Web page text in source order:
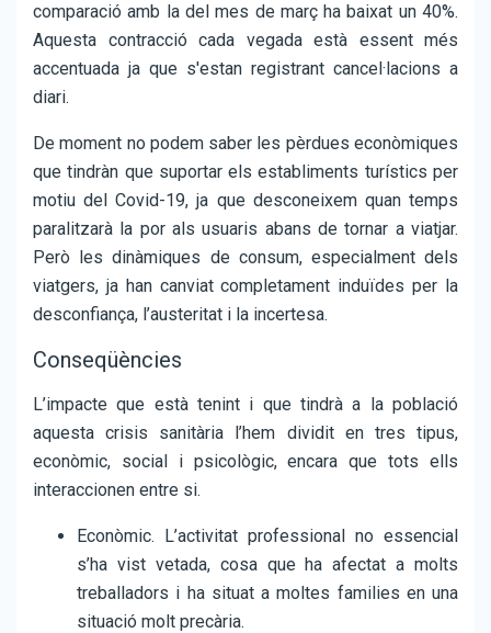
comparació amb la del mes de març ha baixat un 40%.
Aquesta contracció cada vegada està essent més
accentuada ja que s'estan registrant cancel·lacions a
diari.
De moment no podem saber les pèrdues econòmiques
que tindràn que suportar els establiments turístics per
motiu del Covid-19, ja que desconeixem quan temps
paralitzarà la por als usuaris abans de tornar a viatjar.
Però les dinàmiques de consum, especialment dels
viatgers, ja han canviat completament induïdes per la
desconfiança, l’austeritat i la incertesa.
Conseqüències
L’impacte que està tenint i que tindrà a la població
aquesta crisis sanitària l’hem dividit en tres tipus,
econòmic, social i psicològic, encara que tots ells
interaccionen entre si.
Econòmic. L’activitat professional no essencial
s’ha vist vetada, cosa que ha afectat a molts
treballadors i ha situat a moltes families en una
situació molt precària.